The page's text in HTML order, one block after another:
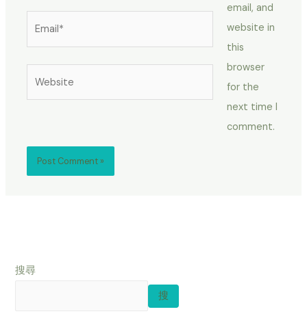
email, and
website in
this
browser
for the
next time I
comment.
搜尋
搜